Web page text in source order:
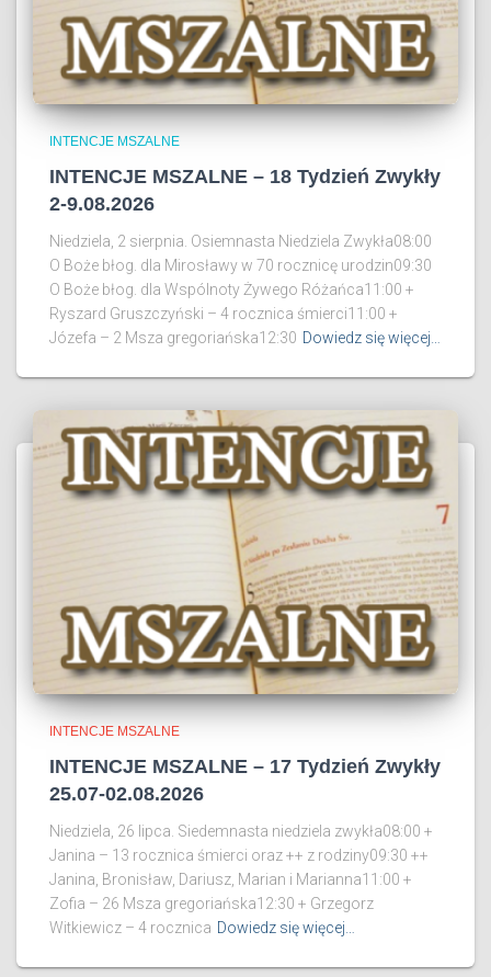
INTENCJE MSZALNE
INTENCJE MSZALNE – 18 Tydzień Zwykły
2-9.08.2026
Niedziela, 2 sierpnia. Osiemnasta Niedziela Zwykła08:00
O Boże błog. dla Mirosławy w 70 rocznicę urodzin09:30
O Boże błog. dla Wspólnoty Żywego Różańca11:00 +
Ryszard Gruszczyński – 4 rocznica śmierci11:00 +
Józefa – 2 Msza gregoriańska12:30 Dowiedz się więcej…
INTENCJE MSZALNE
INTENCJE MSZALNE – 17 Tydzień Zwykły
25.07-02.08.2026
Niedziela, 26 lipca. Siedemnasta niedziela zwykła08:00 +
Janina – 13 rocznica śmierci oraz ++ z rodziny09:30 ++
Janina, Bronisław, Dariusz, Marian i Marianna11:00 +
Zofia – 26 Msza gregoriańska12:30 + Grzegorz
Witkiewicz – 4 rocznica Dowiedz się więcej…